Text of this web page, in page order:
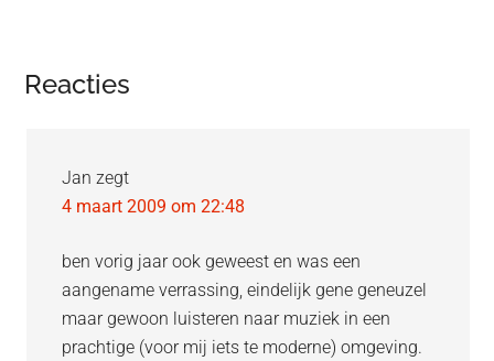
Lees
Reacties
Jan zegt
4 maart 2009 om 22:48
ben vorig jaar ook geweest en was een
aangename verrassing, eindelijk gene geneuzel
maar gewoon luisteren naar muziek in een
prachtige (voor mij iets te moderne) omgeving.